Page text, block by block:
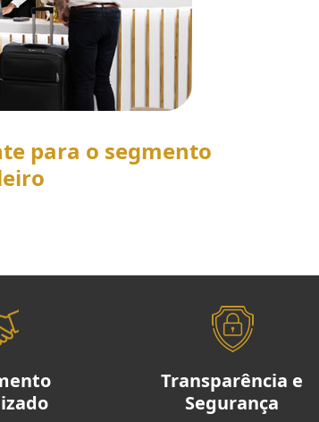
para o segmento
Transparência e
Segurança